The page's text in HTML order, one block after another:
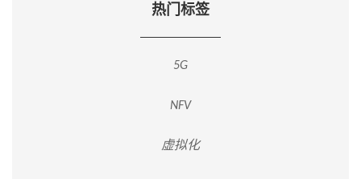
热门标签
5G
NFV
虚拟化